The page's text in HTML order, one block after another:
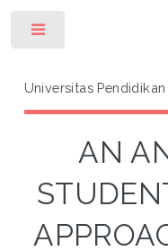
Universitas Pendidikan
AN